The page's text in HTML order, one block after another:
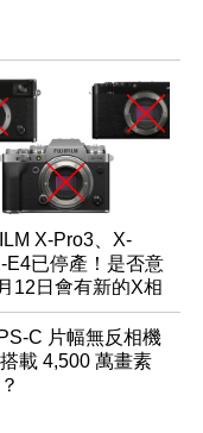
X-Pro3、X-
E4已停產！是否意
12日會有新的X相
？
C 片幅無反相機
載 4,500 萬畫素